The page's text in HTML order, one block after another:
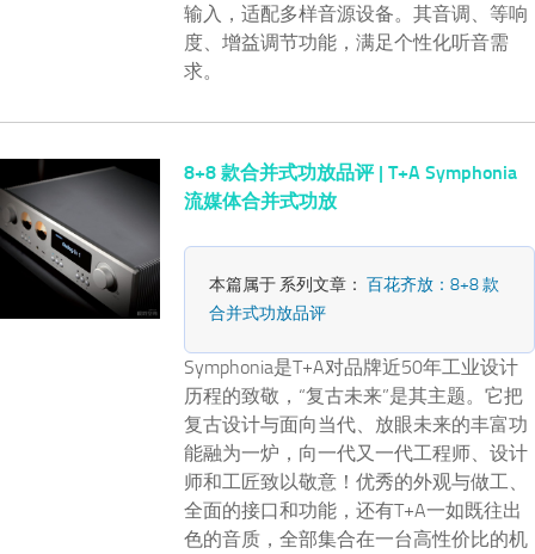
输入，适配多样音源设备。其音调、等响
度、增益调节功能，满足个性化听音需
求。
8+8 款合并式功放品评 | T+A Symphonia
流媒体合并式功放
本篇属于 系列文章：百花齐放：8+8 款
合并式功放品评
Symphonia是T+A对品牌近50年工业设计
历程的致敬，“复古未来”是其主题。它把
复古设计与面向当代、放眼未来的丰富功
能融为一炉，向一代又一代工程师、设计
师和工匠致以敬意！优秀的外观与做工、
全面的接口和功能，还有T+A一如既往出
色的音质，全部集合在一台高性价比的机